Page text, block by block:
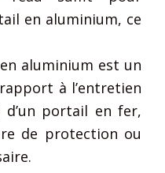
en aluminium, ce
aluminium est un
à l’entretien
portail en fer,
de protection ou